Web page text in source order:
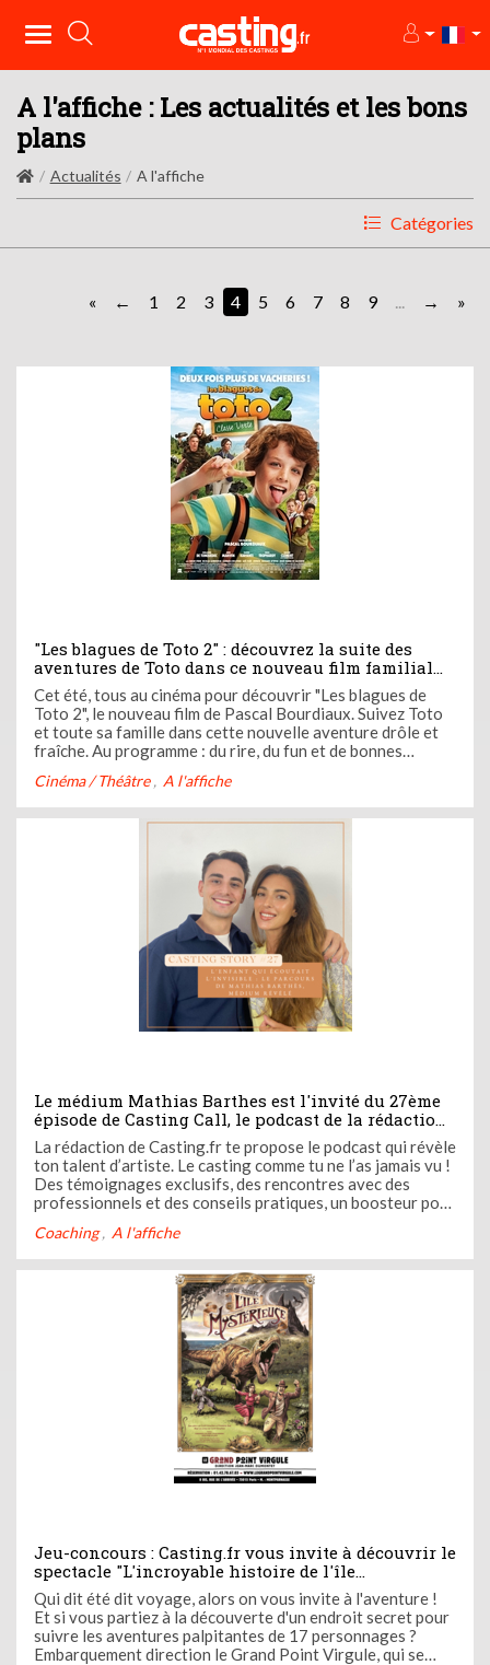
A l'affiche : Les actualités et les bons
plans
Actualités A l'affiche
Catégories
« 1 2 3 4 5 6 7 8 9 ... »
"Les blagues de Toto 2" : découvrez la suite des
aventures de Toto dans ce nouveau film familial
qui va vous captiver !
Cet été, tous au cinéma pour découvrir "Les blagues de
Toto 2", le nouveau film de Pascal Bourdiaux. Suivez Toto
et toute sa famille dans cette nouvelle aventure drôle et
fraîche. Au programme : du rire, du fun et de bonnes
Participez à notre jeu-concours ci-dessous pour tenter de
gagner vos ...
Cinéma / Théâtre A l'affiche
Le médium Mathias Barthes est l'invité du 27ème
épisode de Casting Call, le podcast de la rédaction
de Casting.fr
La rédaction de Casting.fr te propose le podcast qui révèle
ton talent d’artiste. Le casting comme tu ne l’as jamais vu !
Des témoignages exclusifs, des rencontres avec des
professionnels et des conseils pratiques, un boosteur pour
Ose devenir l’artiste que tu es avec Casting Call ! Dans ...
Coaching A l'affiche
Jeu-concours : Casting.fr vous invite à découvrir le
spectacle "L'incroyable histoire de l'île
mystérieuse", une aventure à vivre en famille tout
l'été au Grand Point Virgule
Qui dit été dit voyage, alors on vous invite à l'aventure !
Et si vous partiez à la découverte d'un endroit secret pour
suivre les aventures palpitantes de 17 personnages ?
Embarquement direction le Grand Point Virgule, qui se